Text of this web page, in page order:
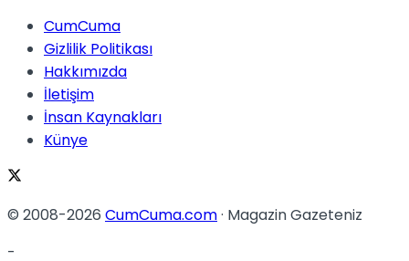
CumCuma
Gizlilik Politikası
Hakkımızda
İletişim
İnsan Kaynakları
Künye
© 2008-2026 CumCuma.com· Magazin Gazeteniz
-